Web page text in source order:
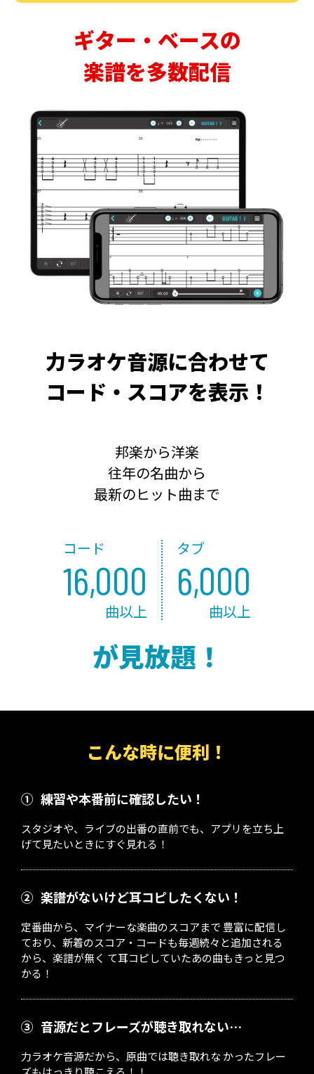
ギター・ベースの
楽譜を多数配信
力ラオケ音源に合わせて
コード・スコアを表示！
邦楽から洋楽
往年の名曲から
最新のヒット曲まで
コード
16,000
曲以上
タブ
6,000
曲以上
が見放題！
こんな時に便利！
① 練習や本番前に確認したい！
スタジオや、ライブの出番の直前でも、アプリを立ち上
げて見たいときにすぐ見れる！
② 楽譜がないけど耳コピしたくない！
定番曲から、マイナーな楽曲のスコアまで 豊富に配信し
ており、新着のスコア・コードも毎週続々と追加される
から、楽譜が無く て耳コピしていたあの曲もきっと見つ
かる！
③ 音源だとフレーズが聴き取れない…
力ラオケ音源だから、原曲では聴き取れな かったフレー